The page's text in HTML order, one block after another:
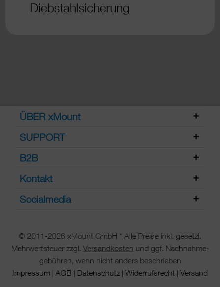
Diebstahlsicherung
ÜBER xMount
SUPPORT
B2B
Kontakt
Socialmedia
© 2011-2026 xMount GmbH * Alle Preise inkl. gesetzl.
Mehrwertsteuer zzgl. Versandkosten und ggf. Nachnahme-
gebühren, wenn nicht anders beschrieben
Impressum | AGB | Datenschutz | Widerrufsrecht | Versand